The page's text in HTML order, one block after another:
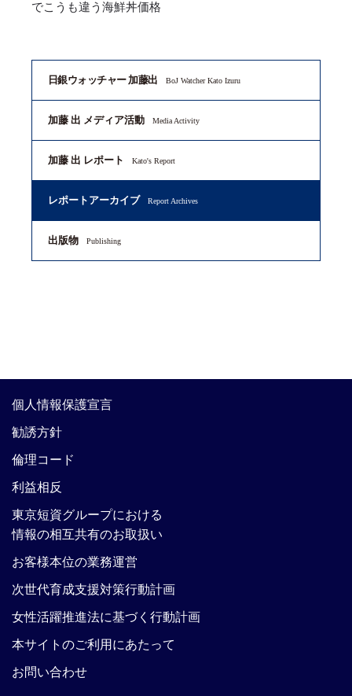
でこうも違う海鮮丼価格
日銀ウォッチャー 加藤出 BoJ Watcher Kato Izuru
加藤 出 メディア活動 Media Activity
加藤 出 レポート Kato's Report
レポートアーカイブ Report Archives
出版物 Publishing
個人情報保護宣言
勧誘方針
倫理コード
利益相反
東京短資グループにおける
情報の相互共有のお取扱い
お客様本位の業務運営
次世代育成支援対策行動計画
女性活躍推進法に基づく行動計画
本サイトのご利用にあたって
お問い合わせ